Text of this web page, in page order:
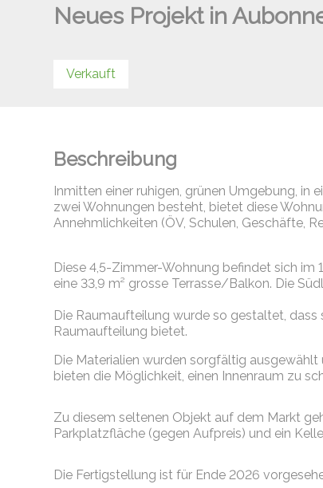
Neues Projekt in
Verkauft
Beschreibung
Inmitten einer ruhigen, grünen Umgebung, in
zwei Wohnungen besteht, bietet diese
Annehmlichkeiten (ÖV, Schulen, Geschäfte,
Diese 4,5-Zimmer-Wohnung befindet sich im
eine 33,9 m² grosse Terrasse/Balkon. Die
Die Raumaufteilung wurde so gestaltet,
Raumaufteilung bietet.
Die Materialien wurden sorgfältig
bieten die Möglichkeit, einen Innenraum zu
Zu diesem seltenen Objekt auf dem Markt
Parkplatzfläche (gegen Aufpreis) und ein
Die Fertigstellung ist für Ende 2026